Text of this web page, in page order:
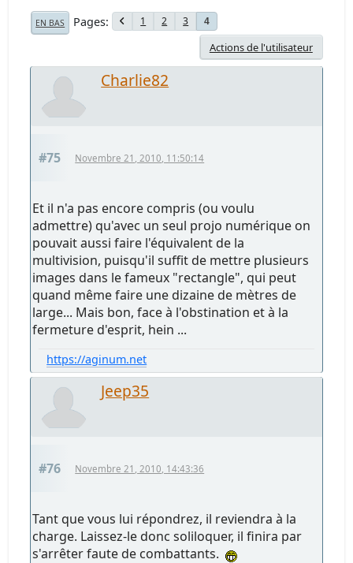
EN BAS Pages 1 2 3 4
Actions de l'utilisateur
Charlie82
#75 Novembre 21, 2010, 11:50:14
Et il n'a pas encore compris (ou voulu
admettre) qu'avec un seul projo numérique on
pouvait aussi faire l'équivalent de la
multivision, puisqu'il suffit de mettre plusieurs
images dans le fameux "rectangle", qui peut
quand même faire une dizaine de mètres de
large... Mais bon, face à l'obstination et à la
fermeture d'esprit, hein ...
https://aginum.net
Jeep35
#76 Novembre 21, 2010, 14:43:36
Tant que vous lui répondrez, il reviendra à la
charge. Laissez-le donc soliloquer, il finira par
s'arrêter faute de combattants.